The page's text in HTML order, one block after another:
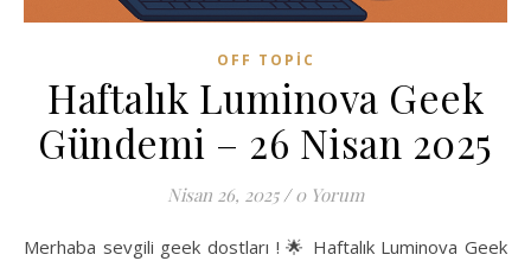
OFF TOPIC
Haftalık Luminova Geek
Gündemi – 26 Nisan 2025
Nisan 26, 2025 / 0 Yorum
Merhaba sevgili geek dostları ! 🌟 Haftalık Luminova Geek